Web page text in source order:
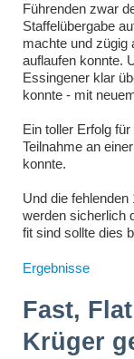
Führenden zwar
Staffelübergabe
machte und zügig
auflaufen konnte.
Essingener klar
konnte - mit
Ein toller Erfolg
Teilnahme an
konnte.
Und die
werden sicherlich
fit sind sollte dies
Ergebnisse
Fast,
Krüger